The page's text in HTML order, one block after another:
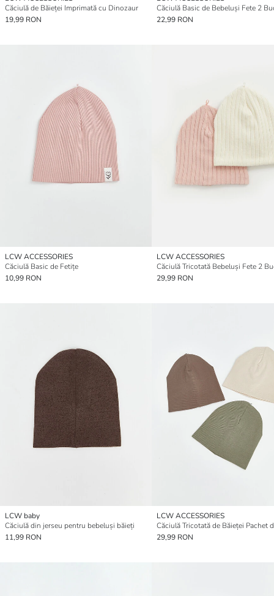
Căciulă de Băieței Imprimată cu Dinozaur
19,99 RON
Căciulă Basic de Bebeluși Fete 2
22,99 RON
LCW ACCESSORIES
Căciulă Basic de Fetițe
10,99 RON
LCW ACCESSORIES
Căciulă Tricotată Bebeluși Fete 2
29,99 RON
LCW baby
Căciulă din jerseu pentru bebeluși băieți
11,99 RON
LCW ACCESSORIES
Căciulă Tricotată de Băieței Pachet
29,99 RON